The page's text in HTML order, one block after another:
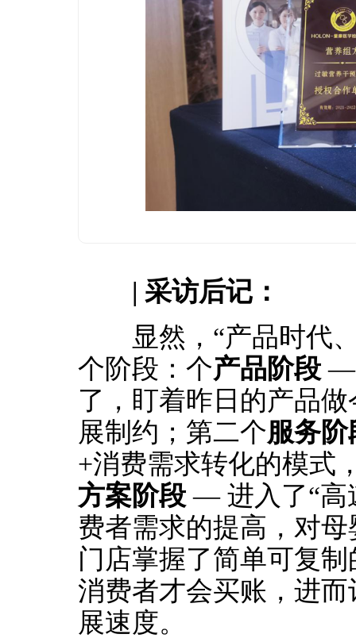
| 采访后记：
显然，“产品时代、
个阶段：个产品阶段—
了，盯着昨日的产品
展制约；第二个服务
+消费需求转化的模式
方案阶段— 进入了“高
费者需求的提高，对
门店掌握了简单可复
消费者才会买账，进
展速度。